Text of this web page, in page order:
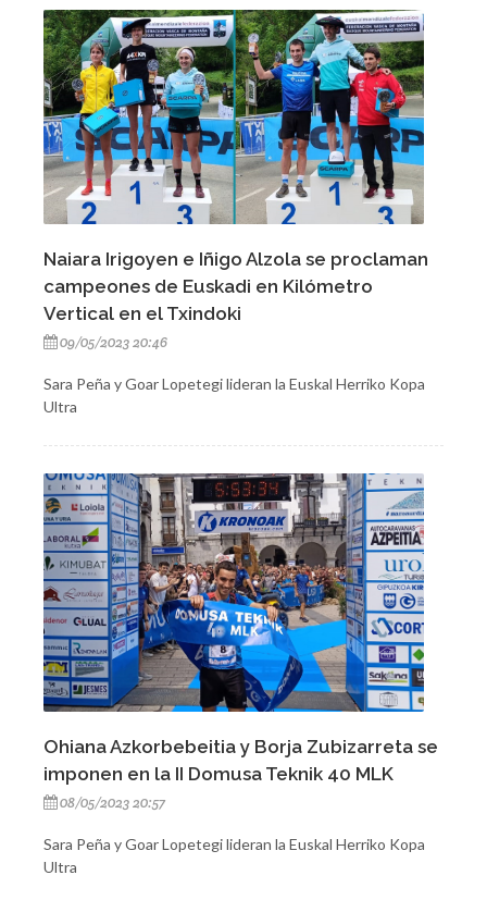
Naiara Irigoyen e Iñigo Alzola se proclaman
campeones de Euskadi en Kilómetro
Vertical en el Txindoki
09/05/2023 20:46
Sara Peña y Goar Lopetegi lideran la Euskal Herriko Kopa
Ultra
Ohiana Azkorbebeitia y Borja Zubizarreta se
imponen en la II Domusa Teknik 40 MLK
08/05/2023 20:57
Sara Peña y Goar Lopetegi lideran la Euskal Herriko Kopa
Ultra